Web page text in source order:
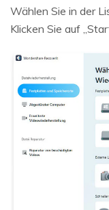
Wählen Sie in der
Klicken Sie auf